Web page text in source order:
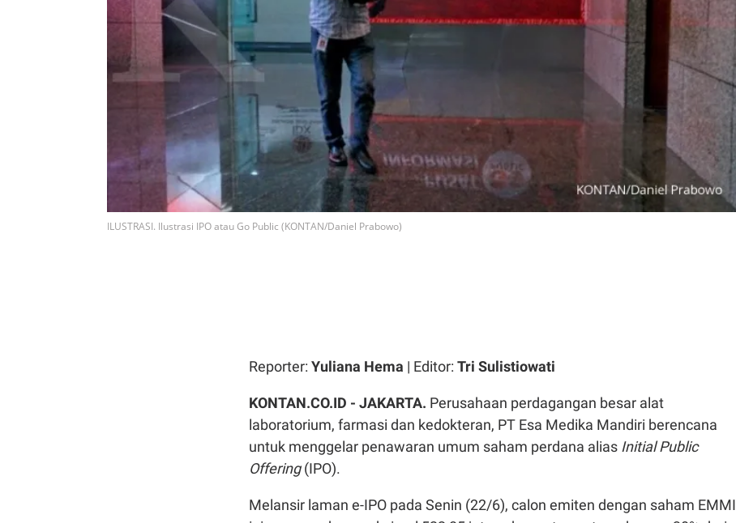
ILUSTRASI. Ilustrasi IPO atau Go Public (KONTAN/Daniel Prabowo)
Reporter: Yuliana Hema | Editor: Tri Sulistiowati
KONTAN.CO.ID - JAKARTA. Perusahaan perdagangan besar alat
laboratorium, farmasi dan kedokteran, PT Esa Medika Mandiri berencana
untuk menggelar penawaran umum saham perdana alias Initial Public
Offering(IPO).
Melansir laman e-IPO pada Senin (22/6), calon emiten dengan saham EMMI